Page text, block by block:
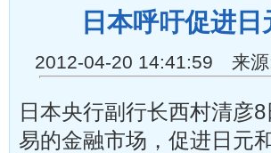
日本呼吁促进
2012-04-20 14:41:59 来
日本央行副行长西村清彦
易的金融市场，促进日元